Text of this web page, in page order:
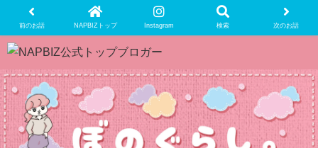
前のお話 NAPBIZトップ Instagram 検索 次のお話